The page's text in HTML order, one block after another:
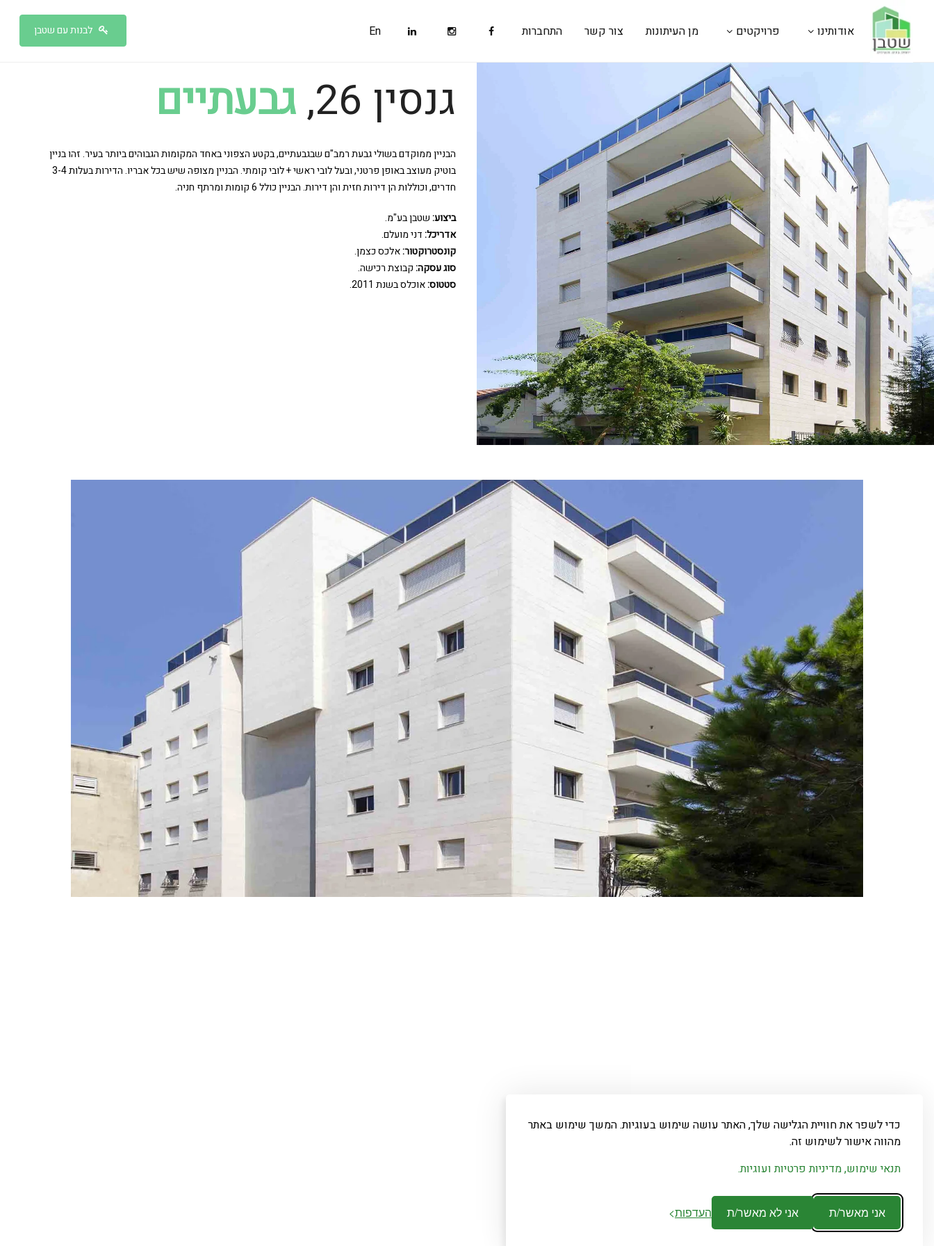
כדי לשפר את חוויית הגלישה שלך, האתר עושה שימוש בעוגיות. המשך שימוש באתר
מהווה אישור לשימוש זה.
תנאי שימוש, מדיניות פרטיות ועוגיות.
אני מאשר/ת אני לא מאשר/ת העדפות
אודותינו פרויקטים מן העיתונות צור קשר התחברות En לבנות עם שטבן
גנסין 26, גבעתיים
הבניין ממוקדם בשולי גבעת רמב"ם שבגבעתיים, בקטע הצפוני באחד המקומות הגבוהים ביותר בעיר. זהו בניין
בוטיק מעוצב באופן פרטני, ובעל לובי ראשי + לובי קומתי. הבניין מצופה שיש בכל אבריו. הדירות בעלות 3-4
חדרים, וכוללות הן דירות חזית והן דירות. הבניין כולל 6 קומות ומרתף חניה.
ביצוע:שטבן בע"מ.
אדריכל:דני מועלם.
קונסטרוקטור:אלכס כצמן.
סוג עסקה:קבוצת רכישה.
סטטוס:אוכלס בשנת 2011.